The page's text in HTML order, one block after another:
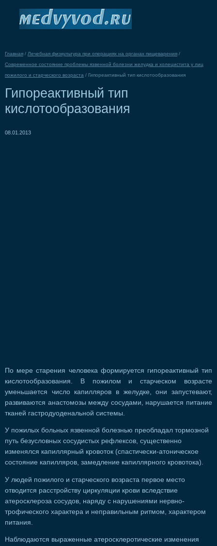
Главная / Лечебная физкультура при операциях на органах пищеварения /
Современное состояние проблемы язвенной болезни желудка и холецистита у лиц
пожилого и старческого возраста / Гипореактивный тип кислотообразования
Гипореактивный тип
кислотообразования
08.01.2013
По мере старения человека формируется гипореактивный тип
кислотообразования. В пожилом и старческом возрасте
уменьшается число капилляров в желудке, они запустевают,
развиваются анастомозы между сосудами, нарушается питание
тканей гастродуоденальной системы.
У пожилых больных язвенной болезнью преобладал тормозной
путь безусловных сосудистых рефлексов, существенно
изменялся капиллярный кровоток (спастически-атоническое
состояние капилляров, замедление капиллярного кровотока).
У людей пожилого и старческого возраста первое место
отводится расстройству циркуляции крови вследствие
атеросклероза сосудов, наряду с нарушениями нервно-
трофического характера и неправильным ритмом, характером
питания.
Наблюдаются выраженные атеросклеротические изменения